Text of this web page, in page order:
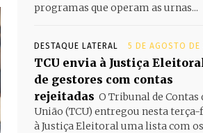
programas que operam as urnas...
DESTAQUE LATERAL 5 DE AGOSTO DE
TCU envia à Justiça
de gestores com contas
rejeitadas O Tribunal de Contas
União (TCU) entregou nesta terça-
à Justiça Eleitoral uma lista com os